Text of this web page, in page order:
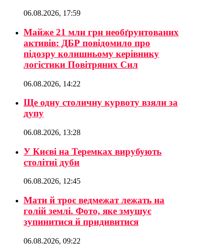
06.08.2026, 17:59
Майже 21 млн грн необґрунтованих
активів: ДБР повідомило про
підозру колишньому керівнику
логістики Повітряних Сил
06.08.2026, 14:22
Ще одну столичну курвоту взяли за
дупу
06.08.2026, 13:28
У Києві на Теремках вирубують
столітні дуби
06.08.2026, 12:45
Мати й троє ведмежат лежать на
голій землі. Фото, яке змушує
зупинитися й придивитися
06.08.2026, 09:22